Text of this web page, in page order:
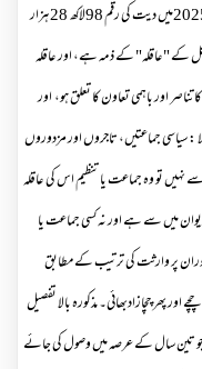
میں دیت کی رقم98لاکھ28ہزار
کے "عاقلہ" کے ذمہ ہے، اور عاقلہ
اور باہمی تعاون کا تعلق ہو، اور
:سیاسی جماعتیں، تاجروں اور مزدوروں
نہیں تو وہ جماعت یا تنظیم اس کی عاقلہ
میں سے ہے اور نہ کسی جماعت یا
پر وارثت کی ترتیب کے مطابق
اور پھر چچازادبھائی۔ مذکورہ بالا تفصیل
تین سال کے عرصہ میں وصول کی جائے